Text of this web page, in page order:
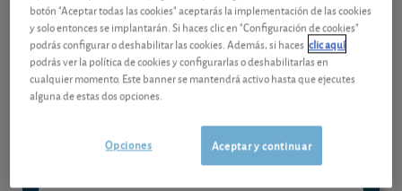
Gestiona tu dinero con visión
experta
para ti
botón "Aceptar todas las cookies" aceptarás la implementación de las cookies
y solo entonces se implantarán. Si haces clic en "Configuración de cookies"
podrás configurar o deshabilitar las cookies. Además, si haces clic aquí
podrás ver la política de cookies y configurarlas o deshabilitarlas en
cualquier momento. Este banner se mantendrá activo hasta que ejecutes
alguna de estas dos opciones.
Aceptar y continuar
Opciones